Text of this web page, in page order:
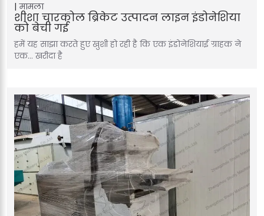
मामला
शीशा चारकोल ब्रिकेट उत्पादन लाइन इंडोनेशिया
को बेची गई
हमें यह साझा करते हुए खुशी हो रही है कि एक इंडोनेशियाई ग्राहक ने
एक… खरीदा है